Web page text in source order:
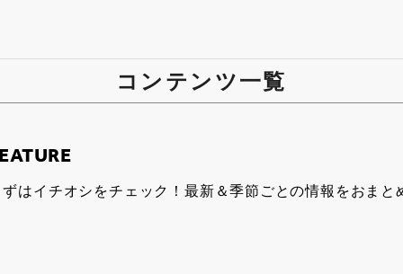
コンテンツ一覧
ずはイチオシをチェック！最新＆季節ごとの情報をおまと